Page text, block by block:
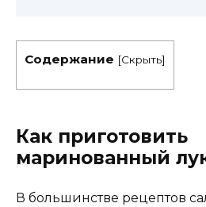
Содержание [Скрыть]
Как приготовить
маринованный
В большинстве рецептов